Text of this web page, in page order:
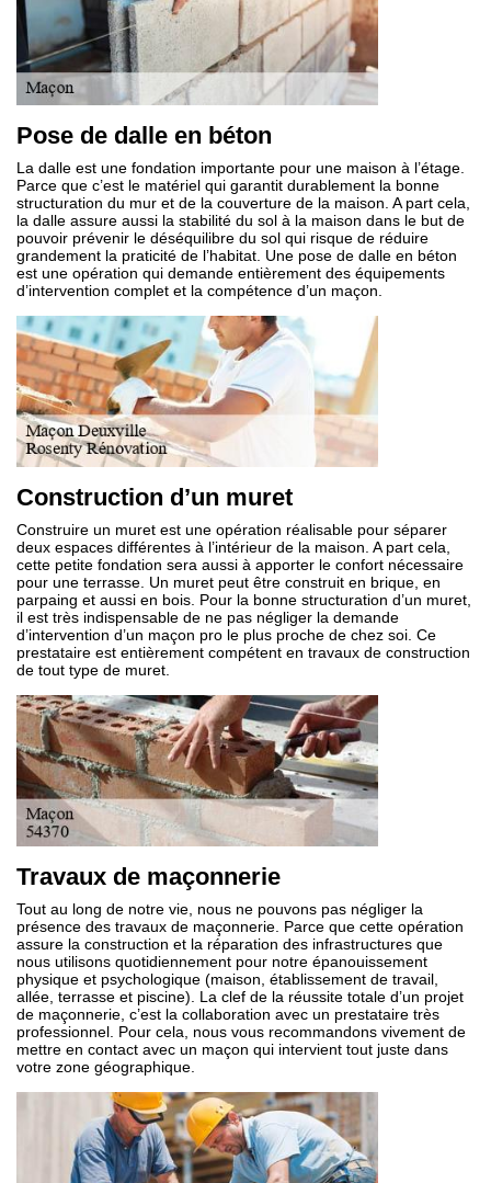
Pose de dalle en béton
La dalle est une fondation importante pour une maison à l’étage.
Parce que c’est le matériel qui garantit durablement la bonne
structuration du mur et de la couverture de la maison. A part cela,
la dalle assure aussi la stabilité du sol à la maison dans le but de
pouvoir prévenir le déséquilibre du sol qui risque de réduire
grandement la praticité de l’habitat. Une pose de dalle en béton
est une opération qui demande entièrement des équipements
d’intervention complet et la compétence d’un maçon.
Construction d’un muret
Construire un muret est une opération réalisable pour séparer
deux espaces différentes à l’intérieur de la maison. A part cela,
cette petite fondation sera aussi à apporter le confort nécessaire
pour une terrasse. Un muret peut être construit en brique, en
parpaing et aussi en bois. Pour la bonne structuration d’un muret,
il est très indispensable de ne pas négliger la demande
d’intervention d’un maçon pro le plus proche de chez soi. Ce
prestataire est entièrement compétent en travaux de construction
de tout type de muret.
Travaux de maçonnerie
Tout au long de notre vie, nous ne pouvons pas négliger la
présence des travaux de maçonnerie. Parce que cette opération
assure la construction et la réparation des infrastructures que
nous utilisons quotidiennement pour notre épanouissement
physique et psychologique (maison, établissement de travail,
allée, terrasse et piscine). La clef de la réussite totale d’un projet
de maçonnerie, c’est la collaboration avec un prestataire très
professionnel. Pour cela, nous vous recommandons vivement de
mettre en contact avec un maçon qui intervient tout juste dans
votre zone géographique.